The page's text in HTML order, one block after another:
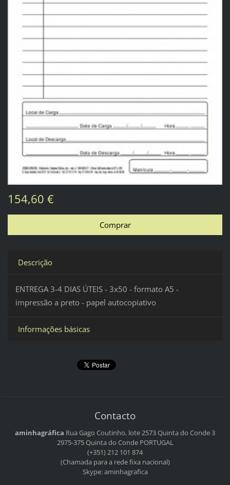
154,60 €
Descrição
ENTREGA 3-4 DIAS ÚTEIS - 3x50 - formato A5 -
impressão a preto - papel autocopiativo
Informações básicas
Contacto
aminhagráfica Rua Gago Coutinho, lote 2573Quinta do Conde 3
2975-375 Quinta do CondePORTUGAL
(+351) 212 101 874
(Chamada para a rede fixa nacional)
Skype: aminhagrafica